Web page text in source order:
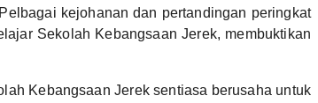
kejohanan dan pertandingan peringkat
Sekolah Kebangsaan Jerek, membuktikan
Kebangsaan Jerek sentiasa berusaha untuk